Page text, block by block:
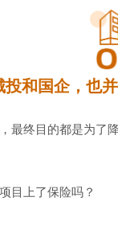
投和国企，也
最终目的都是为
目上了保险吗？